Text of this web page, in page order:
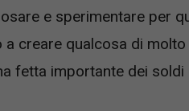
e sperimentare per
a creare qualcosa di
fetta importante dei soldi